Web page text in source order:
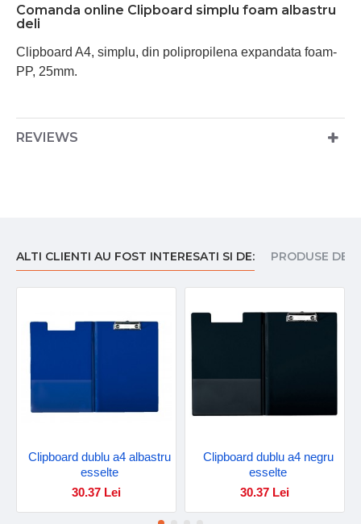
Comanda online Clipboard simplu foam albastru
deli
Clipboard A4, simplu, din polipropilena expandata foam-
PP, 25mm.
REVIEWS
ALTI CLIENTI AU FOST INTERESATI SI DE: PRODUSE DE
Clipboard dublu a4 albastru
esselte
30.37 Lei
Clipboard dublu a4 negru
esselte
30.37 Lei